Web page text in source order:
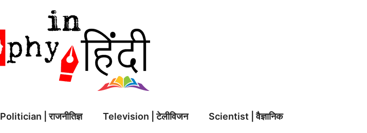
Politician | राजनीतिज्ञ Television | टेलीविजन Scientist | वैज्ञानिक